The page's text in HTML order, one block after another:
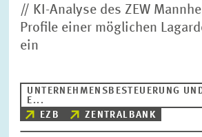
// KI-Analyse des ZEW
Profile einer möglichen
ein
UNTERNEHMENSBESTEUERUNG
E...
EZB
ZENTRALBANK